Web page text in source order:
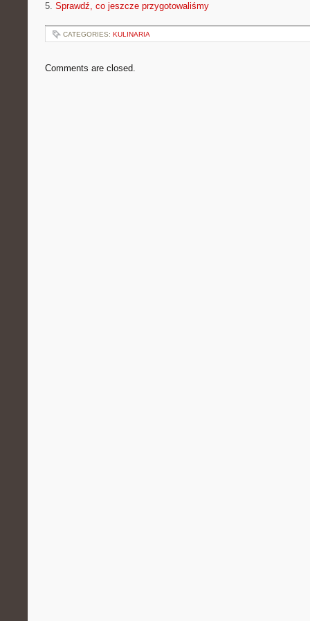
5. Sprawdź, co jeszcze przygotowaliśmy
CATEGORIES: KULINARIA
Comments are closed.